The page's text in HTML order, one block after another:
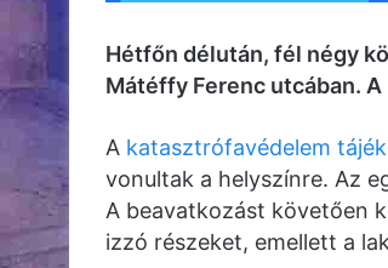
Hétfőn délután, fél négy
Mátéffy Ferenc utcában.
A katasztrófavédelem
vonultak a helyszínre. Az
A beavatkozást követően
izzó részeket, emellett a